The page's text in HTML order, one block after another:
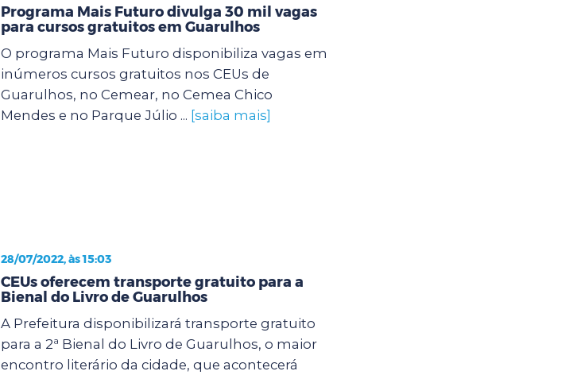
Programa Mais Futuro divulga 30 mil vagas
para cursos gratuitos em Guarulhos
O programa Mais Futuro disponibiliza vagas em
inúmeros cursos gratuitos nos CEUs de
Guarulhos, no Cemear, no Cemea Chico
Mendes e no Parque Júlio ... [saiba mais]
28/07/2022, às 15:03
CEUs oferecem transporte gratuito para a
Bienal do Livro de Guarulhos
A Prefeitura disponibilizará transporte gratuito
para a 2ª Bienal do Livro de Guarulhos, o maior
encontro literário da cidade, que acontecerá